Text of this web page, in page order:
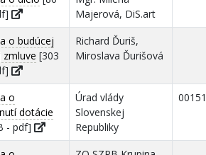
Majerová, DiS.art
o budúcej
zmluve [303
Richard Ďuriš,
Miroslava Ďurišová
o
dotácie
- pdf]
Úrad vlády
Slovenskej
Republiky